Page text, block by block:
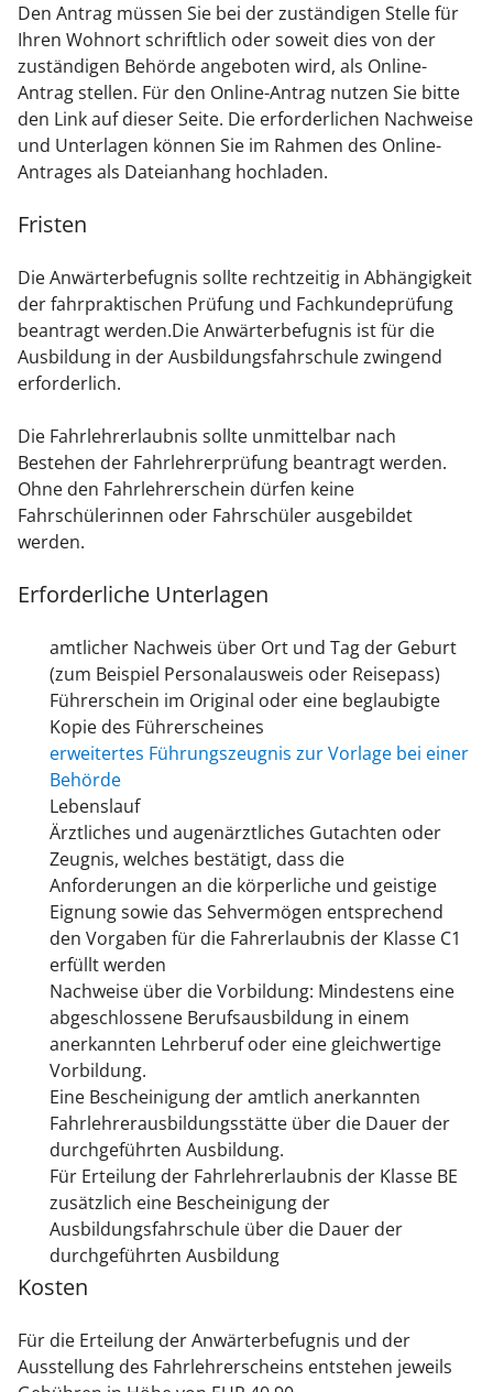
Den Antrag müssen Sie bei der zuständigen Stelle für
Ihren Wohnort schriftlich oder soweit dies von der
zuständigen Behörde angeboten wird, als Online-
Antrag stellen. Für den Online-Antrag nutzen Sie bitte
den Link auf dieser Seite. Die erforderlichen Nachweise
und Unterlagen können Sie im Rahmen des Online-
Antrages als Dateianhang hochladen.
Fristen
Die Anwärterbefugnis sollte rechtzeitig in Abhängigkeit
der fahrpraktischen Prüfung und Fachkundeprüfung
beantragt werden.Die Anwärterbefugnis ist für die
Ausbildung in der Ausbildungsfahrschule zwingend
erforderlich.
Die Fahrlehrerlaubnis sollte unmittelbar nach
Bestehen der Fahrlehrerprüfung beantragt werden.
Ohne den Fahrlehrerschein dürfen keine
Fahrschülerinnen oder Fahrschüler ausgebildet
werden.
Erforderliche Unterlagen
amtlicher Nachweis über Ort und Tag der Geburt
(zum Beispiel Personalausweis oder Reisepass)
Führerschein im Original oder eine beglaubigte
Kopie des Führerscheines
erweitertes Führungszeugnis zur Vorlage bei einer
Behörde
Lebenslauf
Ärztliches und augenärztliches Gutachten oder
Zeugnis, welches bestätigt, dass die
Anforderungen an die körperliche und geistige
Eignung sowie das Sehvermögen entsprechend
den Vorgaben für die Fahrerlaubnis der Klasse C1
erfüllt werden
Nachweise über die Vorbildung: Mindestens eine
abgeschlossene Berufsausbildung in einem
anerkannten Lehrberuf oder eine gleichwertige
Vorbildung.
Eine Bescheinigung der amtlich anerkannten
Fahrlehrerausbildungsstätte über die Dauer der
durchgeführten Ausbildung.
Für Erteilung der Fahrlehrerlaubnis der Klasse BE
zusätzlich eine Bescheinigung der
Ausbildungsfahrschule über die Dauer der
durchgeführten Ausbildung
Kosten
Für die Erteilung der Anwärterbefugnis und der
Ausstellung des Fahrlehrerscheins entstehen jeweils